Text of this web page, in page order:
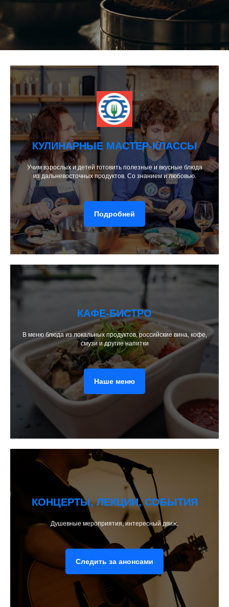
КУЛИНАРНЫЕ МАСТЕР-КЛАССЫ
Учим взрослых и детей готовить полезные и вкусные блюда
из дальневосточных продуктов. Со знанием и любовью.
Подробней
КАФЕ-БИСТРО
В меню блюда из локальных продуктов, российские вина, кофе,
смузи и другие напитки
Наше меню
КОНЦЕРТЫ, ЛЕКЦИИ, СОБЫТИЯ
Душевные мероприятия, интересный движ.
Следить за анонсами